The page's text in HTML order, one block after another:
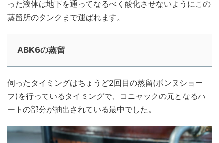
った液体は地下を通ってなるべく酸化させないようにこの
蒸留所のタンクまで運ばれます。
ABK6の蒸留
伺ったタイミングはちょうど2回目の蒸留(ボンヌショー
フ)を行っているタイミングで、コニャックの元となるハ
ートの部分が抽出されている最中でした。